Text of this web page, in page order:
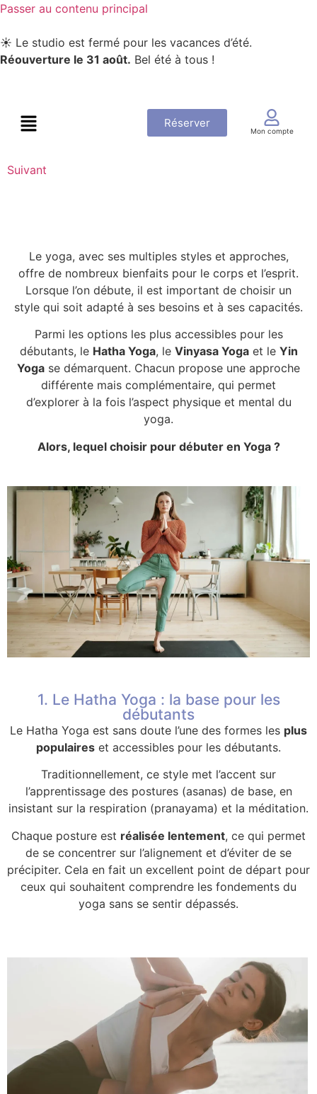
Passer au contenu principal
☀️ Le studio est fermé pour les vacances d’été.
Réouverture le 31 août. Bel été à tous !
Réserver
Mon compte
Suivant
Le yoga, avec ses multiples styles et approches,
offre de nombreux bienfaits pour le corps et l’esprit.
Lorsque l’on débute, il est important de choisir un
style qui soit adapté à ses besoins et à ses capacités.
Parmi les options les plus accessibles pour les
débutants, le Hatha Yoga, le Vinyasa Yogaet le Yin
Yoga se démarquent. Chacun propose une approche
différente mais complémentaire, qui permet
d’explorer à la fois l’aspect physique et mental du
yoga.
Alors, lequel choisir pour débuter en Yoga ?
1. Le Hatha Yoga : la base pour les
débutants
Le Hatha Yoga est sans doute l’une des formes les plus
populaires et accessibles pour les débutants.
Traditionnellement, ce style met l’accent sur
l’apprentissage des postures (asanas) de base, en
insistant sur la respiration (pranayama) et la méditation.
Chaque posture est réalisée lentement, ce qui permet
de se concentrer sur l’alignement et d’éviter de se
précipiter. Cela en fait un excellent point de départ pour
ceux qui souhaitent comprendre les fondements du
yoga sans se sentir dépassés.